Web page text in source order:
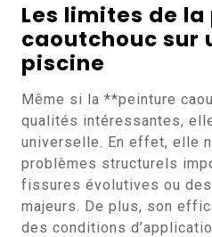
Les limites de
caoutchouc sur
piscine
Même si la **peinture
qualités intéressantes,
universelle. En effet, elle
problèmes structurels
fissures évolutives ou
majeurs. De plus, son
des conditions